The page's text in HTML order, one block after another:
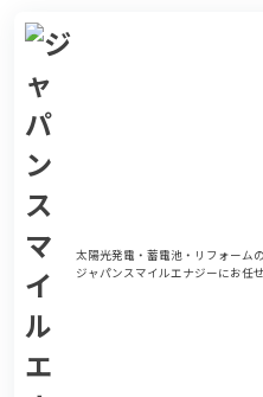
太陽光発電・蓄電池・リフォーム
ジャパンスマイルエナジーにお任